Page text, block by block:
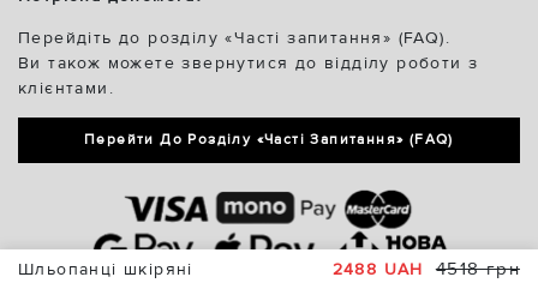
Шльопанці шкіряні 2488 UAH 4518 грн
Перейдіть до розділу «Часті запитання» (FAQ).
Ви також можете звернутися до відділу роботи з
клієнтами.
Перейти До Розділу «Часті Запитання» (FAQ)